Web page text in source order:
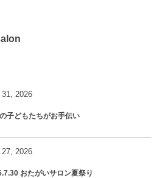
31 2026
子どもたちがお手伝い
27 2026
おたがいサロン夏祭り